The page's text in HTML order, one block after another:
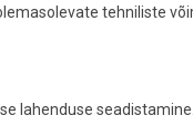
tehniliste
lahenduse seadistamine.